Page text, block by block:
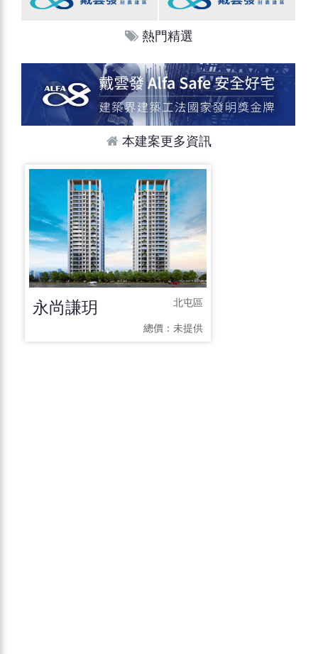
熱門精選
本建案更多資訊
永尚謙玥 北屯區
總價： 未提供